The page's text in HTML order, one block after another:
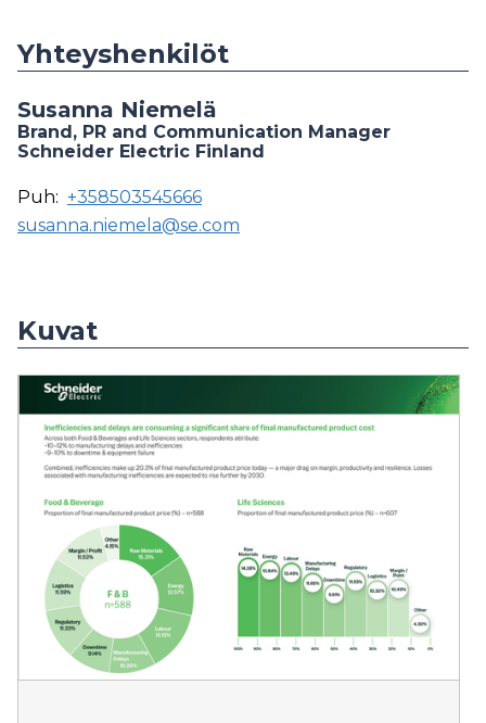
Yhteyshenkilöt
Susanna Niemelä
Brand, PR and Communication Manager
Schneider Electric Finland
Puh: +358503545666
susanna.niemela@se.com
Kuvat